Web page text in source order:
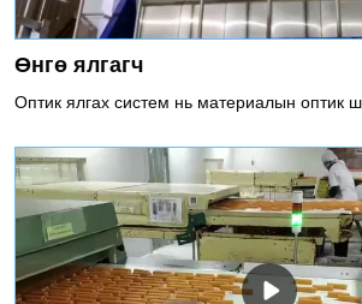
Өнгө ялгагч